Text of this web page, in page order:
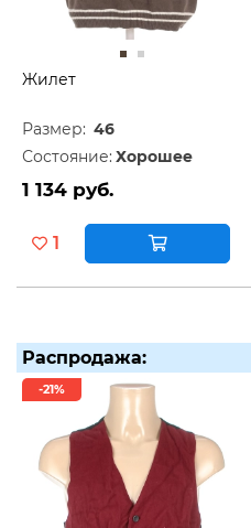
Жилет
Размер: 46
Состояние: Хорошее
1 134 руб.
1
Распродажа:
-21%